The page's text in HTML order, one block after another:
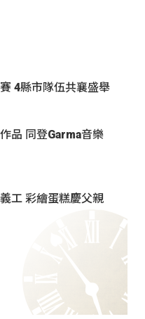
4縣市隊伍共襄盛舉
品 同登Garma音樂
工 彩繪蛋糕慶父親